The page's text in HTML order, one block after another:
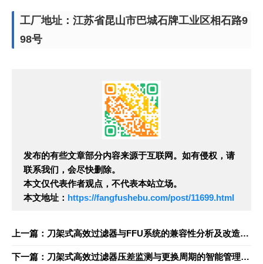
工厂地址：江苏省昆山市巴城石牌工业区相石路9
98号
发布的有些文章部分内容来源于互联网。如有侵权，请
联系我们，会尽快删除。
本文仅代表作者观点，不代表本站立场。
本文地址： https://fangfushebu.com/post/11699.html
上一篇：刀架式高效过滤器与FFU系统的兼容性分析及改造案例
下一篇：刀架式高效过滤器压差监测与更换周期的智能管理方案